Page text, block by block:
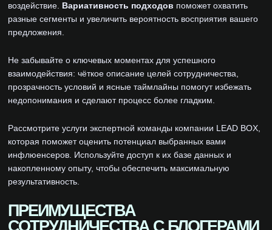
воздействие. Вариативность подходов поможет охватить
разные сегменты и увеличить вероятность восприятия вашего
предложения.
Не забывайте о ключевых моментах для успешного
взаимодействия: чёткое описание целей сотрудничества,
прозрачность условий и ясные таймлайны помогут избежать
недопонимания и сделают процесс более гладким.
Рассмотрите услуги экспертной команды компании LEAD BOX,
которая поможет оценить потенциал выбранных вами
инфлюенсеров. Используйте доступ к их базе данных и
накопленному опыту, чтобы обеспечить максимальную
результативность.
ПРЕИМУЩЕСТВА
СОТРУДНИЧЕСТВА С БЛОГЕРАМИ